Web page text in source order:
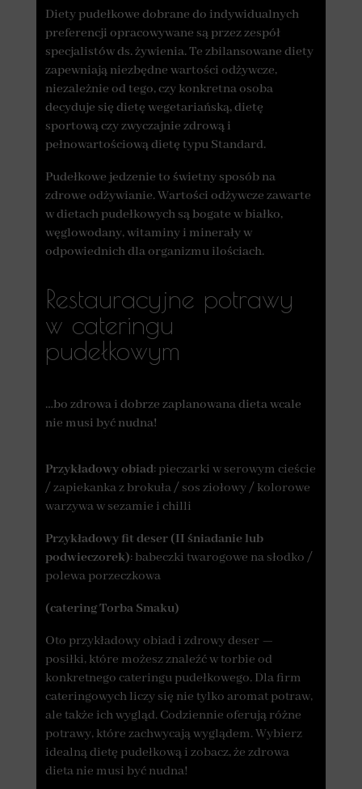
Diety pudełkowe dobrane do indywidualnych
preferencji opracowywane są przez zespół
specjalistów ds. żywienia. Te zbilansowane diety
zapewniają niezbędne wartości odżywcze,
niezależnie od tego, czy konkretna osoba
decyduje się dietę wegetariańską, dietę
sportową czy zwyczajnie zdrową i
pełnowartościową dietę typu Standard.
Pudełkowe jedzenie to świetny sposób na
zdrowe odżywianie. Wartości odżywcze zawarte
w dietach pudełkowych są bogate w białko,
węglowodany, witaminy i minerały w
odpowiednich dla organizmu ilościach.
Restauracyjne potrawy
w cateringu
pudełkowym
…bo zdrowa i dobrze zaplanowana dieta wcale
nie musi być nudna!
Przykładowy obiad: pieczarki w serowym cieście
/ zapiekanka z brokuła / sos ziołowy / kolorowe
warzywa w sezamie i chilli
Przykładowy fit deser (II śniadanie lub
podwieczorek): babeczki twarogowe na słodko /
polewa porzeczkowa
(catering Torba Smaku)
Oto przykładowy obiad i zdrowy deser —
posiłki, które możesz znaleźć w torbie od
konkretnego cateringu pudełkowego. Dla firm
cateringowych liczy się nie tylko aromat potraw,
ale także ich wygląd. Codziennie oferują różne
potrawy, które zachwycają wyglądem. Wybierz
idealną dietę pudełkową i zobacz, że zdrowa
dieta nie musi być nudna!